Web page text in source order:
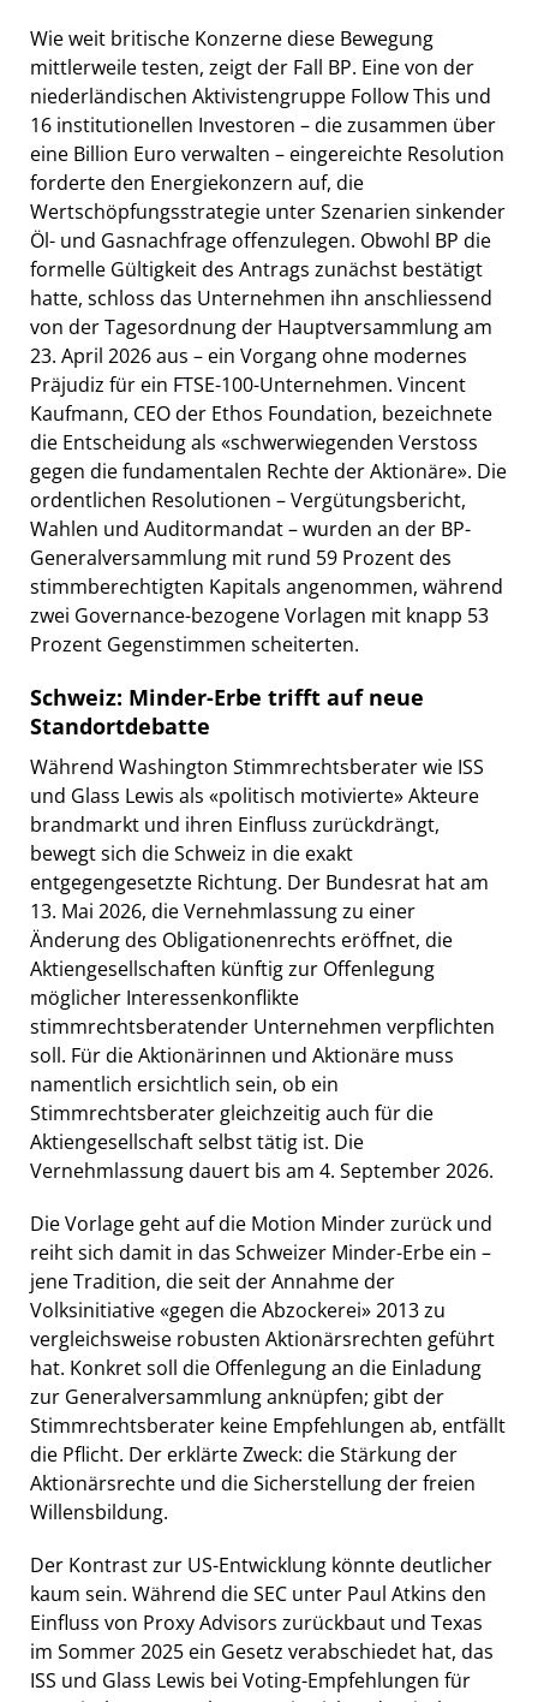
Wie weit britische Konzerne diese Bewegung
mittlerweile testen, zeigt der Fall BP. Eine von der
niederländischen Aktivistengruppe Follow This und
16 institutionellen Investoren – die zusammen über
eine Billion Euro verwalten – eingereichte Resolution
forderte den Energiekonzern auf, die
Wertschöpfungsstrategie unter Szenarien sinkender
Öl- und Gasnachfrage offenzulegen. Obwohl BP die
formelle Gültigkeit des Antrags zunächst bestätigt
hatte, schloss das Unternehmen ihn anschliessend
von der Tagesordnung der Hauptversammlung am
23. April 2026 aus – ein Vorgang ohne modernes
Präjudiz für ein FTSE-100-Unternehmen. Vincent
Kaufmann, CEO der Ethos Foundation, bezeichnete
die Entscheidung als «schwerwiegenden Verstoss
gegen die fundamentalen Rechte der Aktionäre». Die
ordentlichen Resolutionen – Vergütungsbericht,
Wahlen und Auditormandat – wurden an der BP-
Generalversammlung mit rund 59 Prozent des
stimmberechtigten Kapitals angenommen, während
zwei Governance-bezogene Vorlagen mit knapp 53
Prozent Gegenstimmen scheiterten.
Schweiz: Minder-Erbe trifft auf neue
Standortdebatte
Während Washington Stimmrechtsberater wie ISS
und Glass Lewis als «politisch motivierte» Akteure
brandmarkt und ihren Einfluss zurückdrängt,
bewegt sich die Schweiz in die exakt
entgegengesetzte Richtung. Der Bundesrat hat am
13. Mai 2026, die Vernehmlassung zu einer
Änderung des Obligationenrechts eröffnet, die
Aktiengesellschaften künftig zur Offenlegung
möglicher Interessenkonflikte
stimmrechtsberatender Unternehmen verpflichten
soll. Für die Aktionärinnen und Aktionäre muss
namentlich ersichtlich sein, ob ein
Stimmrechtsberater gleichzeitig auch für die
Aktiengesellschaft selbst tätig ist. Die
Vernehmlassung dauert bis am 4. September 2026.
Die Vorlage geht auf die Motion Minder zurück und
reiht sich damit in das Schweizer Minder-Erbe ein –
jene Tradition, die seit der Annahme der
Volksinitiative «gegen die Abzockerei» 2013 zu
vergleichsweise robusten Aktionärsrechten geführt
hat. Konkret soll die Offenlegung an die Einladung
zur Generalversammlung anknüpfen; gibt der
Stimmrechtsberater keine Empfehlungen ab, entfällt
die Pflicht. Der erklärte Zweck: die Stärkung der
Aktionärsrechte und die Sicherstellung der freien
Willensbildung.
Der Kontrast zur US-Entwicklung könnte deutlicher
kaum sein. Während die SEC unter Paul Atkins den
Einfluss von Proxy Advisors zurückbaut und Texas
im Sommer 2025 ein Gesetz verabschiedet hat, das
ISS und Glass Lewis bei Voting-Empfehlungen für